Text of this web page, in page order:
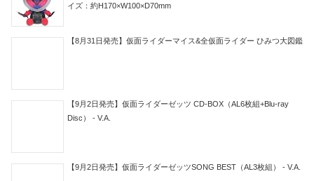
イズ：約H170×W100×D70mm
【8月31日発売】仮面ライダーマイス&全仮面ライダー ひみつ大図鑑
【9月2日発売】仮面ライダーゼッツ CD-BOX（AL6枚組+Blu-ray
Disc） - V.A.
【9月2日発売】仮面ライダーゼッツSONG BEST（AL3枚組） - V.A.